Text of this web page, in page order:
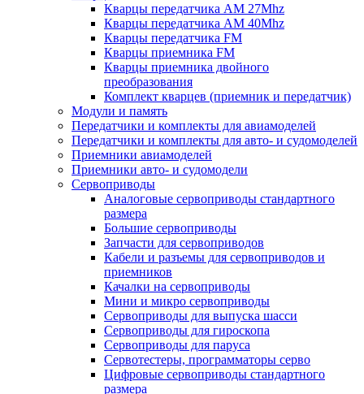
Кварцы передатчика AM 27Mhz
Кварцы передатчика AM 40Mhz
Кварцы передатчика FM
Кварцы приемника FM
Кварцы приемника двойного
преобразования
Комплект кварцев (приемник и передатчик)
Модули и память
Передатчики и комплекты для авиамоделей
Передатчики и комплекты для авто- и судомоделей
Приемники авиамоделей
Приемники авто- и судомодели
Сервоприводы
Аналоговые сервоприводы стандартного
размера
Большие сервоприводы
Запчасти для сервоприводов
Кабели и разъемы для сервоприводов и
приемников
Качалки на сервоприводы
Мини и микро сервоприводы
Сервоприводы для выпуска шасси
Сервоприводы для гироскопа
Сервоприводы для паруса
Сервотестеры, программаторы серво
Цифровые сервоприводы стандартного
размера